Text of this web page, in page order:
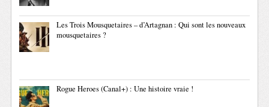
Les Trois Mousquetaires – d’Artagnan : Qui sont les nouveaux
mousquetaires ?
Rogue Heroes (Canal+) : Une histoire vraie !